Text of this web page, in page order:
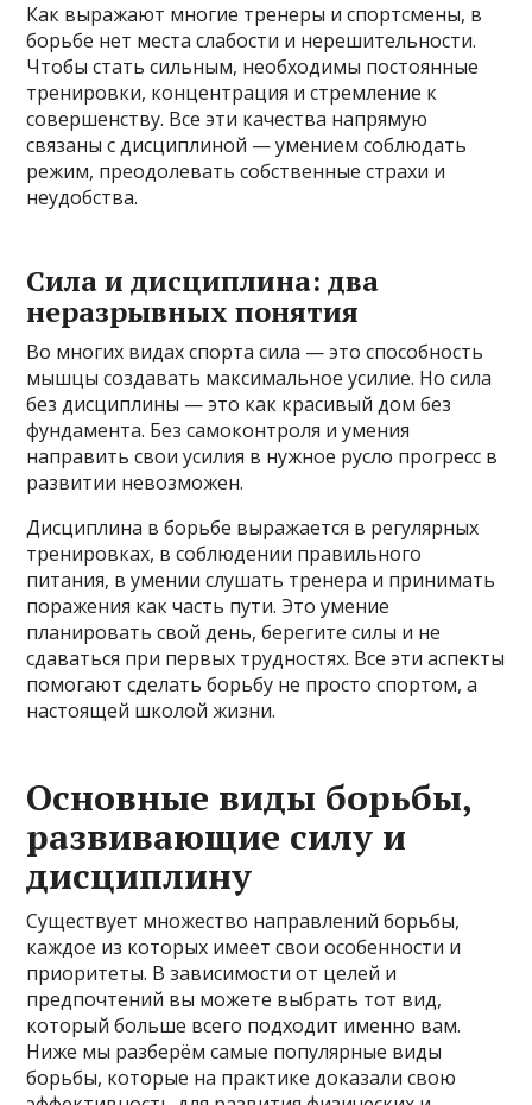
Как выражают многие тренеры и спортсмены, в
борьбе нет места слабости и нерешительности.
Чтобы стать сильным, необходимы постоянные
тренировки, концентрация и стремление к
совершенству. Все эти качества напрямую
связаны с дисциплиной — умением соблюдать
режим, преодолевать собственные страхи и
неудобства.
Сила и дисциплина: два
неразрывных понятия
Во многих видах спорта сила — это способность
мышцы создавать максимальное усилие. Но сила
без дисциплины — это как красивый дом без
фундамента. Без самоконтроля и умения
направить свои усилия в нужное русло прогресс в
развитии невозможен.
Дисциплина в борьбе выражается в регулярных
тренировках, в соблюдении правильного
питания, в умении слушать тренера и принимать
поражения как часть пути. Это умение
планировать свой день, берегите силы и не
сдаваться при первых трудностях. Все эти аспекты
помогают сделать борьбу не просто спортом, а
настоящей школой жизни.
Основные виды борьбы,
развивающие силу и
дисциплину
Существует множество направлений борьбы,
каждое из которых имеет свои особенности и
приоритеты. В зависимости от целей и
предпочтений вы можете выбрать тот вид,
который больше всего подходит именно вам.
Ниже мы разберём самые популярные виды
борьбы, которые на практике доказали свою